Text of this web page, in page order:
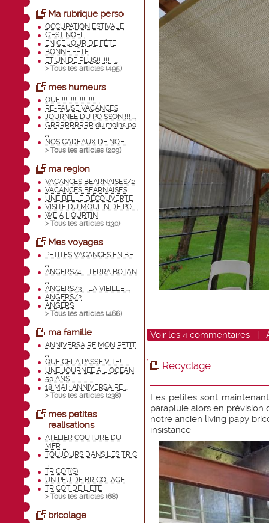
Ma rubrique perso
OCCUPATION ESTIVALE
C'EST NOËL
EN CE JOUR DE FÊTE
BONNE FÊTE
ET UN DE PLUS!!!!!!!!! ...
> Tous les articles (495)
mes humeurs
OUF!!!!!!!!!!!!!!!!!!! ...
RE-PAUSE VACANCES
JOURNEE DU POISSON!!!! ...
GRRRRRRRRR du moins po
...
NOS CADEAUX DE NOEL
> Tous les articles (209)
ma region
VACANCES BEARNAISES/2
VACANCES BEARNAISES
UNE BELLE DÉCOUVERTE
VISITE DU MOULIN DE PO ...
WE A HOURTIN
> Tous les articles (130)
Mes voyages
PETITES VACANCES EN BE
...
ANGERS/4 - TERRA BOTAN
...
ANGERS/3 - LA VIEILLE ...
ANGERS/2
ANGERS
> Tous les articles (466)
ma famille
ANNIVERSAIRE MON PETIT
...
QUE CELA PASSE VITE!!! ...
UNE JOURNEE A L OCEAN
50 ANS................ ...
18 MAI : ANNIVERSAIRE ...
> Tous les articles (238)
mes petites
realisations
ATELIER COUTURE DU
MER ...
TOUJOURS DANS LES TRIC
...
TRICOT(S)
UN PEU DE BRICOLAGE
TRICOT DE L ETE
> Tous les articles (68)
bricolage
Voir les 4 commentaires
Recyclage
Les petites sont
parapluie alors en prévision
notre ancien living papy
insistance